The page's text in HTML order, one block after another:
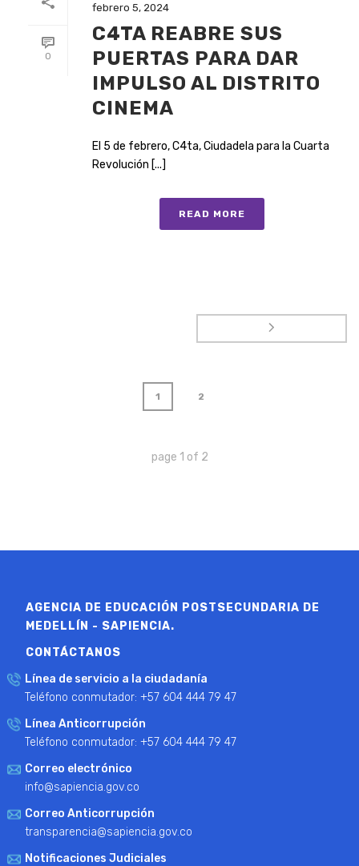
0
febrero 5, 2024
C4TA REABRE SUS
PUERTAS PARA DAR
IMPULSO AL DISTRITO
CINEMA
El 5 de febrero, C4ta, Ciudadela para la Cuarta
Revolución [...]
READ MORE
1 2
page 1 of 2
AGENCIA DE EDUCACIÓN POSTSECUNDARIA DE
MEDELLÍN - SAPIENCIA.
CONTÁCTANOS
Línea de servicio a la ciudadanía
Teléfono conmutador: +57 604 444 79 47
Línea Anticorrupción
Teléfono conmutador: +57 604 444 79 47
Correo electrónico
info@sapiencia.gov.co
Correo Anticorrupción
transparencia@sapiencia.gov.co
Notificaciones Judiciales